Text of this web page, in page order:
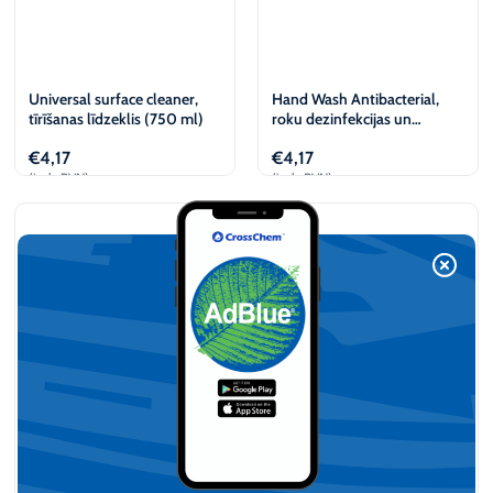
Universal surface cleaner,
tīrīšanas līdzeklis (750 ml)
€4,17
(iesk. PVN)
Hand Wash Antibacterial,
roku dezinfekcijas un
ml)
€4,17
(iesk. PVN)